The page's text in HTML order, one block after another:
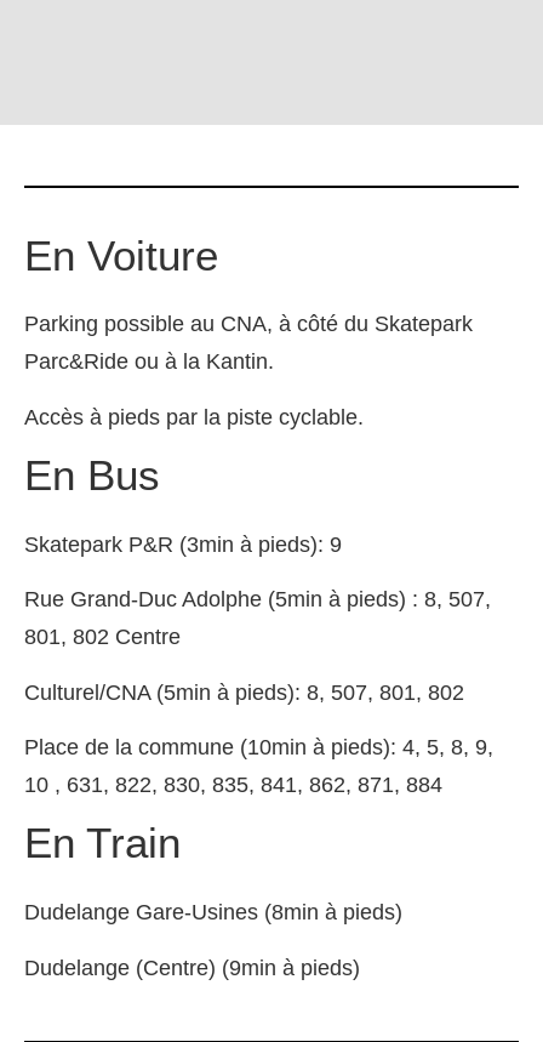
En Voiture
Parking possible au CNA, à côté du Skatepark
Parc&Ride ou à la Kantin.
Accès à pieds par la piste cyclable.
En Bus
Skatepark P&R (3min à pieds): 9
Rue Grand-Duc Adolphe (5min à pieds) : 8, 507,
801, 802 Centre
Culturel/CNA (5min à pieds): 8, 507, 801, 802
Place de la commune (10min à pieds): 4, 5, 8, 9,
10 , 631, 822, 830, 835, 841, 862, 871, 884
En Train
Dudelange Gare-Usines (8min à pieds)
Dudelange (Centre) (9min à pieds)